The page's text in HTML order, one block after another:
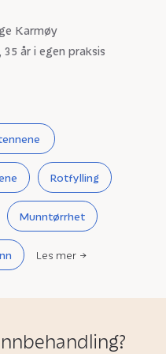
Karmøy
år i egen praksis
Rotfylling
Munntørrhet
Les mer